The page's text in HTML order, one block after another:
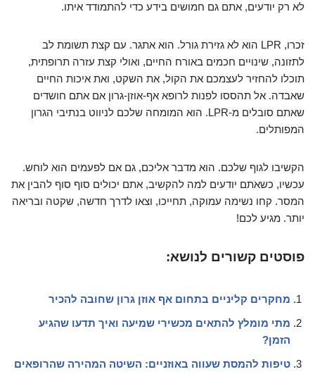
לא רק יודעים, אתם גם חמושים בידע כדי להתמודד איתו.
זכרו, LPR הוא לא גזירת גורל. הוא אתגר. עם קצת תשומת לב
לתזונה, שינויים חכמים באורח החיים, ואולי קצת עזרה תרופתית,
תוכלו להחזיר לעצמכם את הקול, את השקט, ואת איכות החיים
שאבדה. אל תהססו לפנות לרופא אף-אוזן-גרון אם אתם חושדים
שאתם סובלים מ-LPR. הוא המומחה שלכם לניווט בנתיבי הגרון
המפותלים.
הקשיבו לגוף שלכם. הוא מדבר אליכם, גם אם לפעמים הוא לוחש.
עכשיו, כשאתם יודעים למה להקשיב, אתם יכולים סוף סוף להבין את
המסר. קחו נשימה עמוקה, תחייכו, וצאו לדרך חדשה, שקטה ובריאה
יותר. מגיע לכם!
פוסטים קשורים לנושא:
מחקרים קליניים בתחום אף אוזן גרון שחובה להכיר
מתי מומלץ להתאים מכשירי שמיעה ואיך תדעו שהגיע
הזמן?
טיפות להמסת שעווה באוזניים: השיטה המהירה שהרופאים